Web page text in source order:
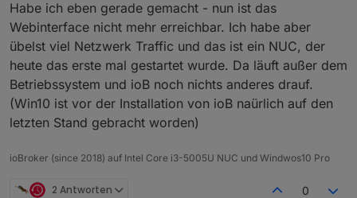
Habe ich eben gerade gemacht - nun ist das
Webinterface nicht mehr erreichbar. Ich habe aber
übelst viel Netzwerk Traffic und das ist ein NUC, der
heute das erste mal gestartet wurde. Da läuft außer dem
Betriebssystem und ioB noch nichts anderes drauf.
(Win10 ist vor der Installation von ioB naürlich auf den
letzten Stand gebracht worden)
ioBroker (since 2018) auf Intel Core i3-5005U NUC und Windwos10 Pro
2 Antworten 0